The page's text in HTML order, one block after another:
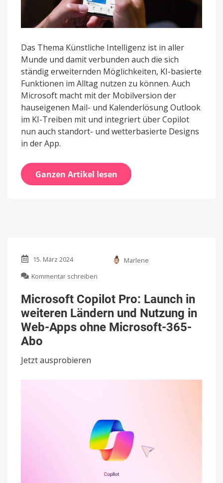
Das Thema Künstliche Intelligenz ist in aller
Munde und damit verbunden auch die sich
ständig erweiternden Möglichkeiten, KI-basierte
Funktionen im Alltag nutzen zu können. Auch
Microsoft macht mit der Mobilversion der
hauseigenen Mail- und Kalenderlösung Outlook
im KI-Treiben mit und integriert über Copilot
nun auch standort- und wetterbasierte Designs
in der App.
Ganzen Artikel lesen
15. März 2024
Marlene
Kommentar schreiben
Copilot
Pro:
Launch
in
weiteren
365-
Abo
Microsoft Copilot Pro: Launch in
weiteren Ländern und Nutzung in
Web-Apps ohne Microsoft-365-
Abo
Jetzt ausprobieren